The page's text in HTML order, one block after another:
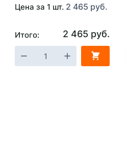
Цена за 1 шт. 2 465 руб.
Итого: 2 465 руб.